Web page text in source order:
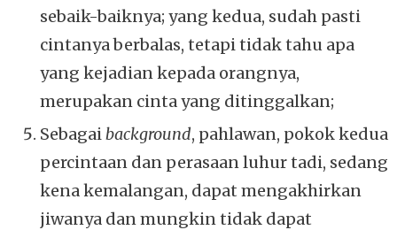
sebaik-baiknya; yang kedua, sudah pasti
cintanya berbalas, tetapi tidak tahu apa
yang kejadian kepada orangnya,
merupakan cinta yang ditinggalkan;
Sebagaibackground, pahlawan, pokok kedua
percintaan dan perasaan luhur tadi, sedang
kena kemalangan, dapat mengakhirkan
jiwanya dan mungkin tidak dapat